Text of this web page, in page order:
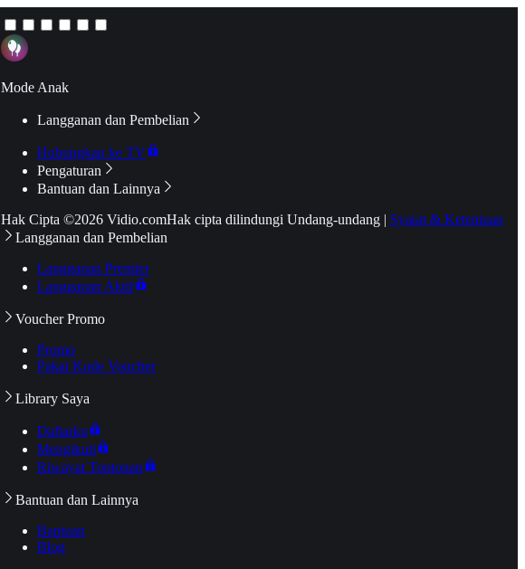
Mode Anak
Langganan dan Pembelian
Hubungkan ke TV
Pengaturan
Bantuan dan Lainnya
Hak Cipta ©2026 Vidio.comHak cipta dilindungi Undang-undang | Syarat & Ketentuan
Langganan dan Pembelian
Langganan Premier
Langganan Aktif
Voucher Promo
Promo
Pakai Kode Voucher
Library Saya
Daftarku
Mengikuti
Riwayat Tontonan
Bantuan dan Lainnya
Bantuan
Blog